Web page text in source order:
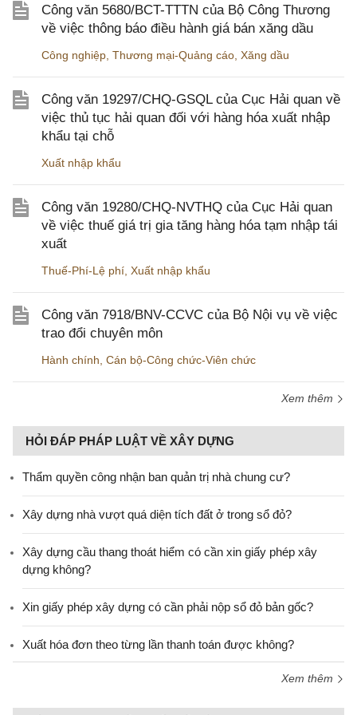
Công văn 5680/BCT-TTTN của Bộ Công Thương
về việc thông báo điều hành giá bán xăng dầu
Công nghiệp Thương mại-Quảng cáo Xăng dầu
Công văn 19297/CHQ-GSQL của Cục Hải quan về
việc thủ tục hải quan đối với hàng hóa xuất nhập
khẩu tại chỗ
Xuất nhập khẩu
Công văn 19280/CHQ-NVTHQ của Cục Hải quan
về việc thuế giá trị gia tăng hàng hóa tạm nhập tái
xuất
Thuế-Phí-Lệ phí Xuất nhập khẩu
Công văn 7918/BNV-CCVC của Bộ Nội vụ về việc
trao đổi chuyên môn
Hành chính Cán bộ-Công chức-Viên chức
Xem thêm
HỎI ĐÁP PHÁP LUẬT VỀ XÂY DỰNG
Thẩm quyền công nhận ban quản trị nhà chung cư?
Xây dựng nhà vượt quá diện tích đất ở trong sổ đỏ?
Xây dựng cầu thang thoát hiểm có cần xin giấy phép xây
dựng không?
Xin giấy phép xây dựng có cần phải nộp sổ đỏ bản gốc?
Xuất hóa đơn theo từng lần thanh toán được không?
Xem thêm